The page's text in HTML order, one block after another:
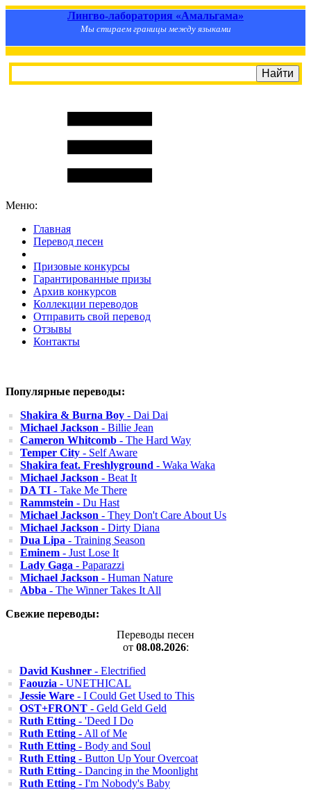
Лингво-лаборатория «Амальгама»
Мы стираем границы между языками
Меню:
Главная
Перевод песен
Призовые конкурсы
Гарантированные призы
Архив конкурсов
Коллекции переводов
Отправить свой перевод
Отзывы
Контакты
Популярные переводы:
Shakira & Burna Boy - Dai Dai
Michael Jackson - Billie Jean
Cameron Whitcomb - The Hard Way
Temper City - Self Aware
Shakira feat. Freshlyground - Waka Waka
Michael Jackson - Beat It
DA TI - Take Me There
Rammstein - Du Hast
Michael Jackson - They Don't Care About Us
Michael Jackson - Dirty Diana
Dua Lipa - Training Season
Eminem - Just Lose It
Lady Gaga - Paparazzi
Michael Jackson - Human Nature
Abba - The Winner Takes It All
Свежие переводы:
Переводы песен
от 08.08.2026:
David Kushner - Electrified
Faouzia - UNETHICAL
Jessie Ware - I Could Get Used to This
OST+FRONT - Geld Geld Geld
Ruth Etting - 'Deed I Do
Ruth Etting - All of Me
Ruth Etting - Body and Soul
Ruth Etting - Button Up Your Overcoat
Ruth Etting - Dancing in the Moonlight
Ruth Etting - I'm Nobody's Baby